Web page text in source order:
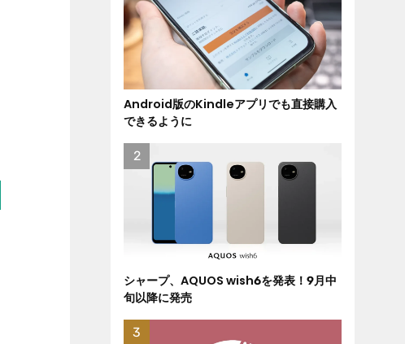
Android版のKindleアプリでも直接購入
できるように
シャープ、AQUOS wish6を発表！9月中
旬以降に発売